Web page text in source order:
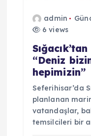
admin
6 views
“Deniz
hepimizin”
Seferihisar’da
planlanan
vatandaşlar,
temsilcileri bir